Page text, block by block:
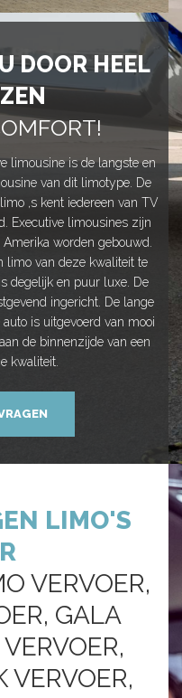
DOOR HEEL
limousine is de langste en
van dit limotype. De
,s kent iedereen van TV
Executive limousines zijn
worden gebouwd.
limo van deze kwaliteit te
degelijk en puur luxe. De
ingericht. De lange
is uitgevoerd van mooi
de binnenzijde van een
kwaliteit.
LIMO'S
VERVOER,
GALA
VERVOER,